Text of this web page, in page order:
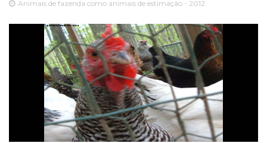
Animais de fazenda como animais de estimação - 2012